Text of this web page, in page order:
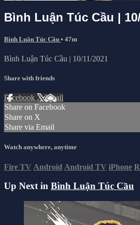
Bình Luận Túc Cầu |
Bình Luận Túc Cầu • 47m
Bình Luận Túc Cầu | 10/11/2021
Share with friends
Facebook XEmail
Share on Facebook
Share on X
Share via Email
Watch anywhere, anytime
Fire TV Android Android TV iPhone
Up Next in Bình Luận Túc Cầu